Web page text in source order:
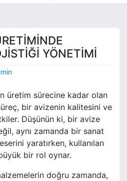
YÖNETIMI
üretim sürecine kadar olan
bir avizenin kalitesini ve
Düşünün ki, bir avize
aynı zamanda bir sanat
yaratırken, kullanılan
bir rol oynar.
doğru zamanda,